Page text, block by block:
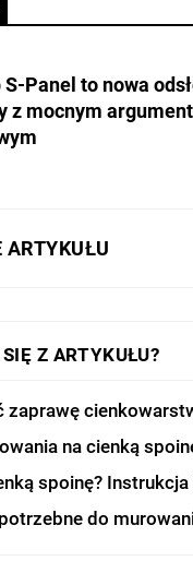
Panel to nowa
z mocnym
ARTYKUŁU
Z ARTYKUŁU?
zaprawę
na cienką
spoinę?
do